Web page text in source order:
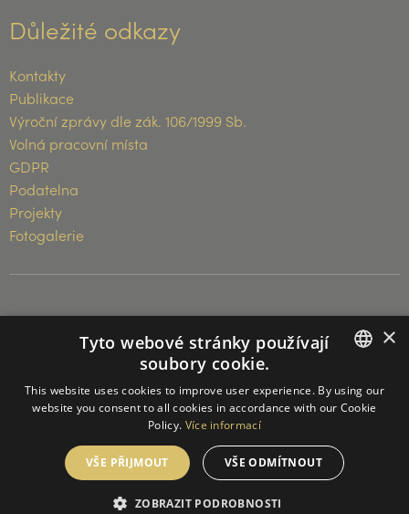
Důležité odkazy
Kontakty
Publikace
Výroční zprávy dle zák. 106/1999 Sb.
Volná pracovní místa
GDPR
Podatelna
Projekty
Fotogalerie
© 2026 Muzeum Vysočiny Třebíč
CZECH
×
Tyto webové stránky používají
soubory cookie.
This website uses cookies to improve user experience. By using our
website you consent to all cookies in accordance with our Cookie
Policy. Více informací
VŠE PŘIJMOUT VŠE ODMÍTNOUT
ZOBRAZIT PODROBNOSTI